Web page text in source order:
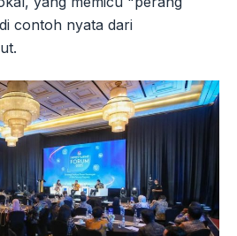
contoh nyata dari